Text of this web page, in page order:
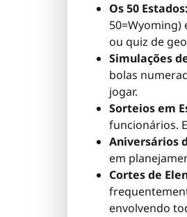
Os 50 Estados:
ou quiz de
Simulações
bolas
jogar.
Sorteios em
funcionários.
Aniversários
em
Cortes de
envolvendo